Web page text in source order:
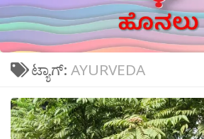
ಟ್ಯಾಗ್: AYURVEDA